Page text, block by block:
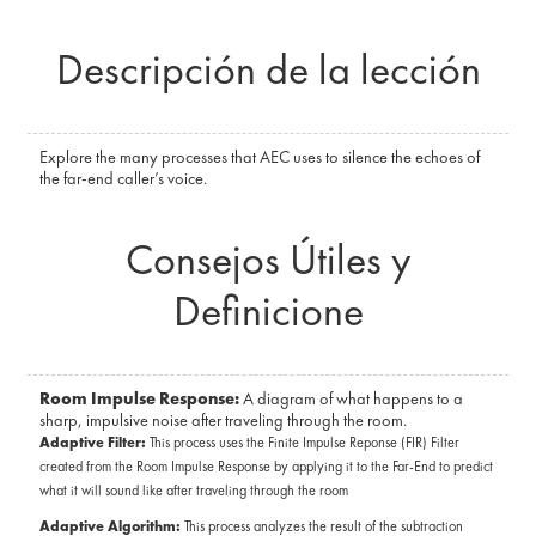
Descripción de la lección
Explore the many processes that AEC uses to silence the echoes of
the far-end caller’s voice.
Consejos Útiles y
Definicione
Room Impulse Response:A diagram of what happens to a
sharp, impulsive noise after traveling through the room.
Adaptive Filter: This process uses the Finite Impulse Reponse (FIR) Filter
created from the Room Impulse Response by applying it to the Far-End to predict
what it will sound like after traveling through the room
Adaptive Algorithm: This process analyzes the result of the subtraction